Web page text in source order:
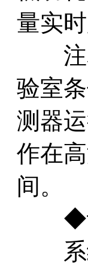
量实
注释
验室
测器
作在
间。
◆设
系统